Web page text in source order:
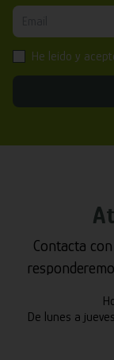
He leído y
Contacta
De lunes a